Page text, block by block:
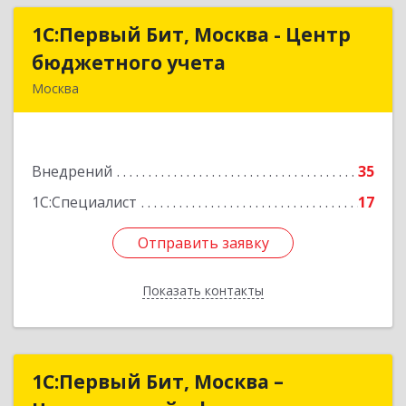
1С:Первый Бит, Москва - Центр
бюджетного учета
Москва
Внедрений
35
1С:Специалист
17
Отправить заявку
Показать контакты
1С:Первый Бит, Москва - Центр
бюджетного учета
Подробнее
Отправить заявку
Назад
1С:Первый Бит, Москва –
1С:Первый Бит, Москва –